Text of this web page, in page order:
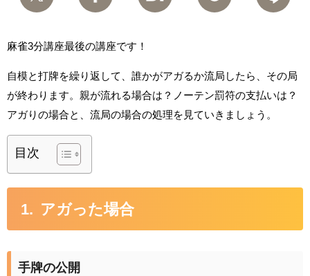
麻雀3分講座最後の講座です！
自模と打牌を繰り返して、誰かがアガるか流局したら、その局
が終わります。親が流れる場合は？ノーテン罰符の支払いは？
アガりの場合と、流局の場合の処理を見ていきましょう。
目次
アガった場合
手牌の公開